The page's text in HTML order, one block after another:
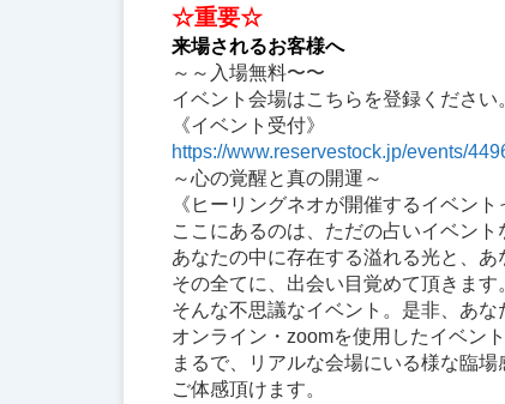
☆重要☆
来場されるお客様へ
～～入場無料〜〜
イベント会場はこちらを登録ください
《イベント受付》
https://www.reservestock.jp/events/
～心の覚醒と真の開運～
《ヒーリングネオが開催するイベント
ここにあるのは、ただの占いイベント
あなたの中に存在する溢れる光と、あ
その全てに、出会い目覚めて頂きます
そんな不思議なイベント。是非、あな
オンライン・zoomを使用したイベン
まるで、リアルな会場にいる様な臨場
ご体感頂けます。